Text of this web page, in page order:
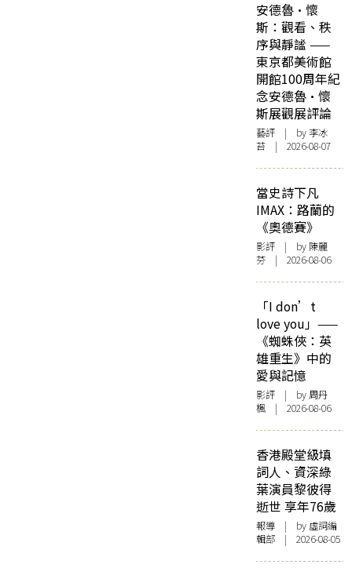
安德魯·懷
斯：觀看、秩
序與靜謐 ——
東京都美術館
開館100周年紀
念安德魯·懷
斯展觀展評論
藝評 | by 李冰
苔 | 2026-08-07
當史詩下凡
IMAX：路蘭的
《奧德賽》
影評 | by 陳麗
芬 | 2026-08-06
「I don’t
love you」——
《蜘蛛俠：英
雄重生》中的
愛與記憶
影評 | by周丹
楓 | 2026-08-06
香港殿堂級填
詞人、資深綠
葉演員黎彼得
逝世 享年76歲
報導 | by 虛詞編
輯部 | 2026-08-05